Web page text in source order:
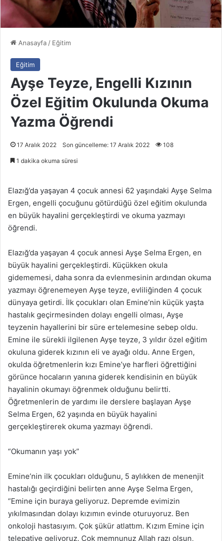
Anasayfa / Eğitim
Eğitim
Ayşe Teyze, Engelli Kızının
Özel Eğitim Okulunda Okuma
Yazma Öğrendi
17 Aralık 2022 Son güncelleme: 17 Aralık 2022 108
1 dakika okuma süresi
Elazığ’da yaşayan 4 çocuk annesi 62 yaşındaki Ayşe Selma
Ergen, engelli çocuğunu götürdüğü özel eğitim okulunda
en büyük hayalini gerçekleştirdi ve okuma yazmayı
öğrendi.
Elazığ’da yaşayan 4 çocuk annesi Ayşe Selma Ergen, en
büyük hayalini gerçekleştirdi. Küçükken okula
gidememesi, daha sonra da evlenmesinin ardından okuma
yazmayı öğrenemeyen Ayşe teyze, evliliğinden 4 çocuk
dünyaya getirdi. İlk çocukları olan Emine’nin küçük yaşta
hastalık geçirmesinden dolayı engelli olması, Ayşe
teyzenin hayallerini bir süre ertelemesine sebep oldu.
Emine ile sürekli ilgilenen Ayşe teyze, 3 yıldır özel eğitim
okuluna giderek kızının eli ve ayağı oldu. Anne Ergen,
okulda öğretmenlerin kızı Emine’ye harfleri öğrettiğini
görünce hocaların yanına giderek kendisinin en büyük
hayalinin okumayı öğrenmek olduğunu belirtti.
Öğretmenlerin de yardımı ile derslere başlayan Ayşe
Selma Ergen, 62 yaşında en büyük hayalini
gerçekleştirerek okuma yazmayı öğrendi.
“Okumanın yaşı yok”
Emine’nin ilk çocukları olduğunu, 5 aylıkken de menenjit
hastalığı geçirdiğini belirten anne Ayşe Selma Ergen,
“Emine için buraya geliyoruz. Depremde evimizin
yıkılmasından dolayı kızımın evinde oturuyoruz. Ben
onkoloji hastasıyım. Çok şükür atlattım. Kızım Emine için
telepatiye geliyoruz. Çok memnunuz Allah razı olsun,